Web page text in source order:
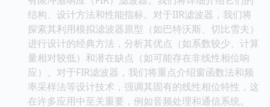
结构、设计方法和性能指标。对于IIR滤波器，我们将
探索其利用模拟滤波器原型（如巴特沃斯、切比雪夫）
进行设计的经典方法，分析其优点（如系数较少、计算
量相对较低）和潜在缺点（如可能存在非线性相位响
应）。对于FIR滤波器，我们将重点介绍窗函数法和频
率采样法等设计技术，强调其固有的线性相位特性，这
在许多应用中至关重要，例如音频处理和通信系统。